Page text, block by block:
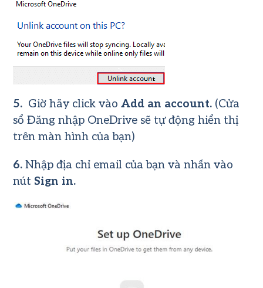
5. Giờ hãy click vàoAdd an account. (Cửa
sổ Đăng nhập OneDrive sẽ tự động hiển thị
trên màn hình của bạn)
6. Nhập địa chỉ email của bạn và nhấn vào
nút Sign in.